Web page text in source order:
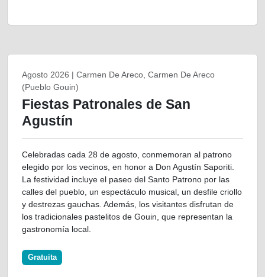
Agosto 2026 | Carmen De Areco, Carmen De Areco
(Pueblo Gouin)
Fiestas Patronales de San
Agustín
Celebradas cada 28 de agosto, conmemoran al patrono
elegido por los vecinos, en honor a Don Agustín Saporiti.
La festividad incluye el paseo del Santo Patrono por las
calles del pueblo, un espectáculo musical, un desfile criollo
y destrezas gauchas. Además, los visitantes disfrutan de
los tradicionales pastelitos de Gouin, que representan la
gastronomía local.
Gratuita